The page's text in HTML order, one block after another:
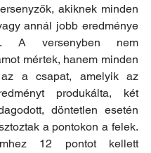
akiknek minden
annál jobb eredménye
A versenyben nem
mértek, hanem minden
a csapat, amelyik az
produkálta, két
döntetlen esetén
a pontokon a felek.
12 pontot kellett